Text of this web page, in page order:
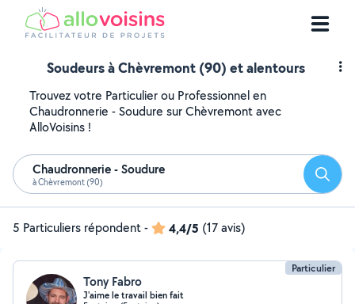
Soudeurs à Chèvremont (90) et alentours
Trouvez votre Particulier ou Professionnel en
Chaudronnerie - Soudure sur Chèvremont avec
AlloVoisins !
Chaudronnerie - Soudure
à Chèvremont (90)
5 Particuliers répondent- 4,4/5 (17 avis)
Particulier
Tony Fabro
J'aime le travail bien fait